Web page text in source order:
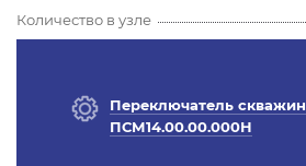
Количество в узле
Переключатель скважин
ПСМ14.00.00.000Н